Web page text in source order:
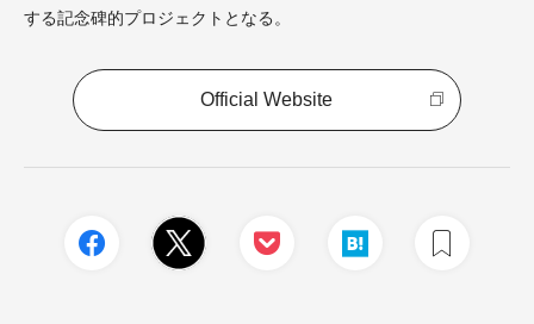
する記念碑的プロジェクトとなる。
Official Website